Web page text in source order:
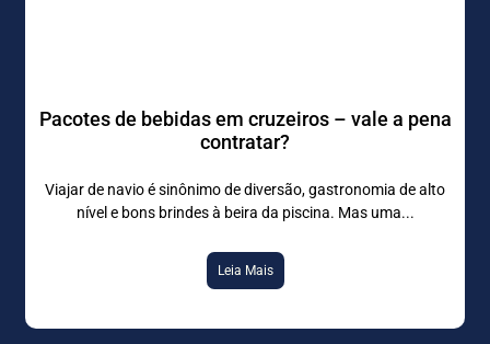
Pacotes de bebidas em cruzeiros – vale a pena
contratar?
Viajar de navio é sinônimo de diversão, gastronomia de alto
nível e bons brindes à beira da piscina. Mas uma
Leia Mais